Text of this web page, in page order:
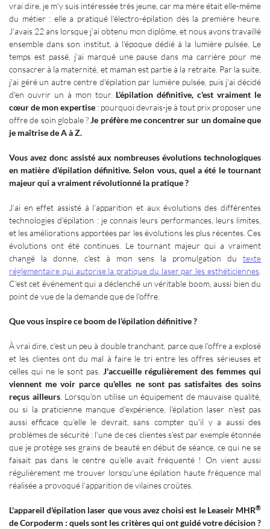
vrai dire, je m'y suis intéressée très jeune, car ma mère était elle-même
du métier : elle a pratiqué l'électro-épilation dès la première heure.
J'avais 22 ans lorsque j'ai obtenu mon diplôme, et nous avons travaillé
ensemble dans son institut, à l'époque dédié à la lumière pulsée. Le
temps est passé, j'ai marqué une pause dans ma carrière pour me
consacrer à la maternité, et maman est partie à la retraite. Par la suite,
j'ai géré un autre centre d'épilation par lumière pulsée, puis j'ai décidé
d'en ouvrir un à mon tour. L'épilation définitive, c'est vraiment le
cœur de mon expertise : pourquoi devrais-je à tout prix proposer une
offre de soin globale ?Je préfère me concentrer sur un domaine que
je maîtrise de A à Z.
Vous avez donc assisté aux nombreuses évolutions technologiques
en matière d'épilation définitive. Selon vous, quel a été le tournant
majeur qui a vraiment révolutionné la pratique?
J'ai en effet assisté à l'apparition et aux évolutions des différentes
technologies d'épilation : je connais leurs performances, leurs limites,
et les améliorations apportées par les évolutions les plus récentes. Ces
évolutions ont été continues. Le tournant majeur qui a vraiment
changé la donne, c'est à mon sens la promulgation du texte
réglementaire qui autorise la pratique du laser par les esthéticiennes
C'est cet événement qui a déclenché un véritable boom, aussi bien du
point de vue de la demande que de l'offre.
Que vous inspire ce boom de l'épilation définitive?
À vrai dire, c'est un peu à double tranchant, parce que l'offre a explosé
et les clientes ont du mal à faire le tri entre les offres sérieuses et
celles qui ne le sont pas. J'accueille régulièrement des femmes qui
viennent me voir parce qu'elles ne sont pas satisfaites des soins
reçus ailleurs. Lorsqu'on utilise un équipement de mauvaise qualité,
ou si la praticienne manque d’expérience, l'épilation laser n'est pas
aussi efficace qu'elle le devrait, sans compter qu'il y a aussi des
problèmes de sécurité : l'une de ces clientes s'est par exemple étonnée
que je protège ses grains de beauté en début de séance, ce qui ne se
faisait pas dans le centre qu'elle avait fréquenté ! On vient aussi
régulièrement me trouver lorsqu'une épilation haute fréquence mal
réalisée a provoqué l'apparition de vilaines croûtes.
L'appareil d'épilation laser que vous avez choisi est le Leaseir MHR®
de Corpoderm : quels sont les critères qui ont guidé votre décision?